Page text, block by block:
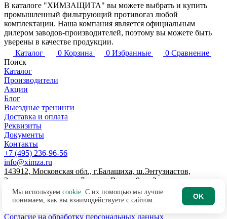
В каталоге "ХИМЗАЩИТА" вы можете выбрать и купить
промышленный фильтрующий противогаз любой
комплектации. Наша компания является официальным
дилером заводов-производителей, поэтому вы можете быть
уверены в качестве продукции.
Каталог
0 Корзина 0 Избранные 0 Сравнение
Поиск
Каталог
Производители
Акции
Блог
Выездные тренинги
Доставка и оплата
Реквизиты
Документы
Контакты
+7 (495) 236-96-56
info@ximza.ru
143912, Московская обл., г.Балашиха, ш.Энтузиастов,
Западная промзона, д.7, литер В, пом.9, эт.2
© 2026 ООО "ХИМЗАЩИТА"
Договор-оферта интернет-магазина
Согласие на обработку персональных данных
Мы используем cookie. С их помощью мы лучше
понимаем, как вы взаимодействуете с сайтом.
OK